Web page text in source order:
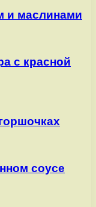
и маслинами
с красной
соусе